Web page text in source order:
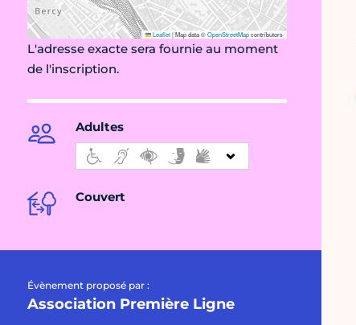
Leaflet|Map data ©OpenStreetMapcontributors
L'adresse exacte sera fournie au moment
de l'inscription.
Adultes
Couvert
Évènement proposé par :
Association Première Ligne